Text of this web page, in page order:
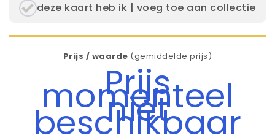
deze kaart heb ik | voeg toe aan collectie
Prijs / waarde (gemiddelde prijs)
Prijs
momenteel
niet
beschikbaar